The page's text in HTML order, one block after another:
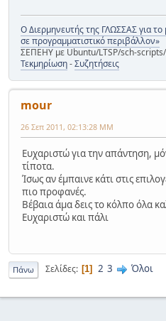
Ο Διερμηνευτής της ΓΛΩΣΣΑΣ για
σε προγραμματιστικό περιβάλλον»
ΣΕΠΕΗΥ με Ubuntu/LTSP/sch-
Τεκμηρίωση-Συζητήσεις
mour
26 Σεπ 2011, 02:13:28 ΜΜ
Ευχαριστώ για την απάντηση,
τίποτα.
Ίσως αν έμπαινε κάτι στις
πιο προφανές.
Βέβαια άμα δεις το κόλπο όλα
Ευχαριστώ και πάλι
Πάνω Σελίδες 1 2 3 Όλοι